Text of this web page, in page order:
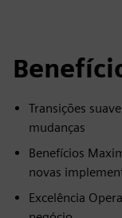
Transições
mudanças
Benefícios
novas
Excelência